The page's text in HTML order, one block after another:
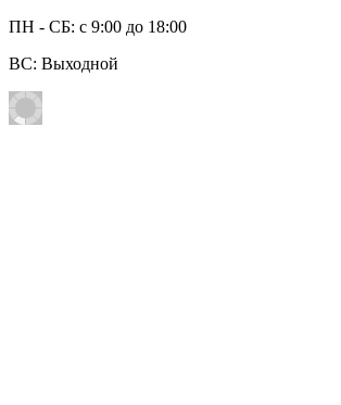
ПН - СБ: с 9:00 до 18:00
ВС: Выходной